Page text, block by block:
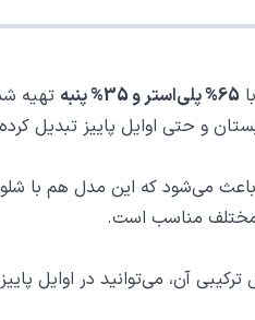
65% پلی‌استر و 35% پنبه
تهیه
و حتی اوایل پاییز تبدیل
باعث می‌شود که این مدل هم با
مختلف مناسب است.
آن، می‌توانید در اوایل پاییز